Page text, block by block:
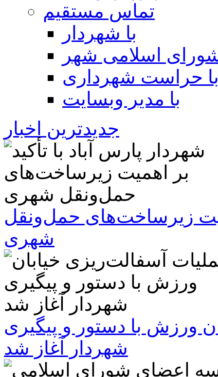
تماس مستقیم
با شهردار
اسلامی شهر
حراست شهرداری
با مدیر وبسایت
جدیدترین اخبار
زیرساخت‌های حمل‌ونقل
شهری
ورزش با دستور و پیگیری
شهردار آغاز شد